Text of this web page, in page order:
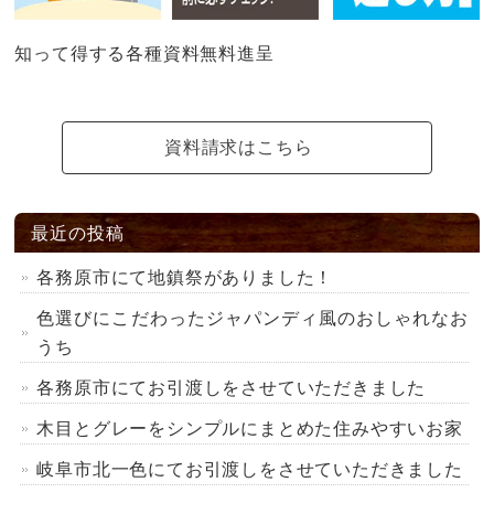
知って得する各種資料無料進呈
資料請求はこちら
最近の投稿
各務原市にて地鎮祭がありました！
色選びにこだわったジャパンディ風のおしゃれなお
うち
各務原市にてお引渡しをさせていただきました
木目とグレーをシンプルにまとめた住みやすいお家
岐阜市北一色にてお引渡しをさせていただきました